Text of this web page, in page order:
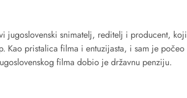
jugoslovenski snimatelj, reditelj i producent, koji
Kao pristalica filma i entuzijasta, i sam je počeo
filma dobio je državnu penziju.